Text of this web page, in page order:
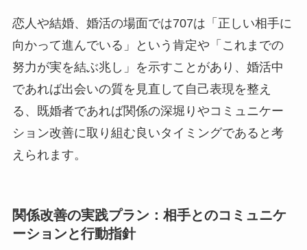
恋人や結婚、婚活の場面では707は「正しい相手に
向かって進んでいる」という肯定や「これまでの
努力が実を結ぶ兆し」を示すことがあり、婚活中
であれば出会いの質を見直して自己表現を整え
る、既婚者であれば関係の深堀りやコミュニケー
ション改善に取り組む良いタイミングであると考
えられます。
関係改善の実践プラン：相手とのコミュニケ
ーションと行動指針